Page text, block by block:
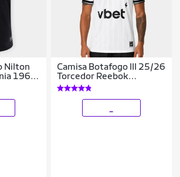
Nilton
1962
Camisa Botafogo III 25/26
Torcedor Reebok
Masculina